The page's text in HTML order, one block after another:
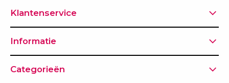
Klantenservice
Informatie
Categorieën